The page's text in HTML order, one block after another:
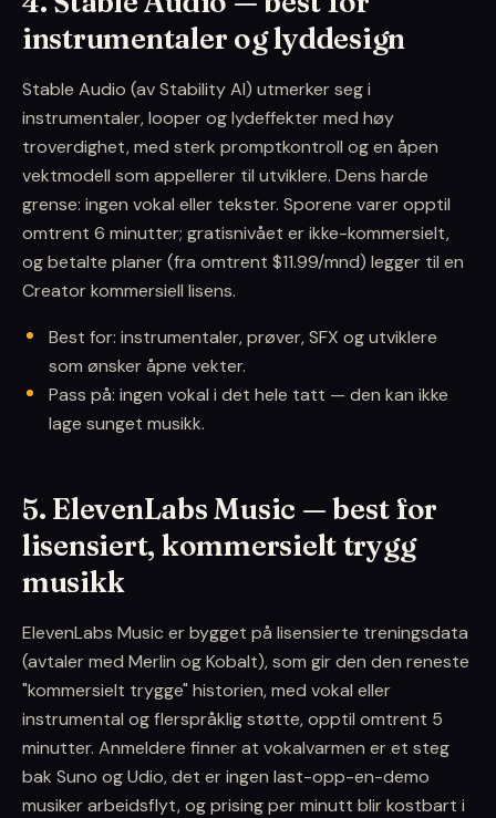
instrumentaler og lyddesign
Stable Audio (av Stability AI) utmerker seg i
instrumentaler, looper og lydeffekter med høy
troverdighet, med sterk promptkontroll og en åpen
vektmodell som appellerer til utviklere. Dens harde
grense: ingen vokal eller tekster. Sporene varer opptil
omtrent 6 minutter; gratisnivået er ikke-kommersielt,
og betalte planer (fra omtrent $11.99/mnd) legger til en
Creator kommersiell lisens.
Best for: instrumentaler, prøver, SFX og utviklere
som ønsker åpne vekter.
Pass på: ingen vokal i det hele tatt — den kan ikke
lage sunget musikk.
5. ElevenLabs Music — best for
lisensiert, kommersielt trygg
musikk
ElevenLabs Music er bygget på lisensierte treningsdata
(avtaler med Merlin og Kobalt), som gir den den reneste
"kommersielt trygge" historien, med vokal eller
instrumental og flerspråklig støtte, opptil omtrent 5
minutter. Anmeldere finner at vokalvarmen er et steg
bak Suno og Udio, det er ingen last-opp-en-demo
musiker arbeidsflyt, og prising per minutt blir kostbart i